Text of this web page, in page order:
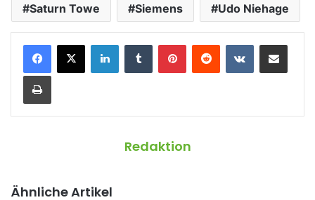
Saturn Towe Siemens Udo Niehage
Redaktion
Ähnliche Artikel